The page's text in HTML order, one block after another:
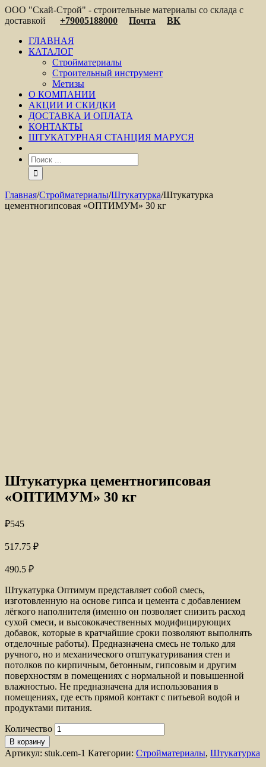
ООО "Скай-Строй" - строительные материалы со склада с
доставкой
+79005188000 Почта
ВК
ГЛАВНАЯ
КАТАЛОГ
Стройматериалы
Строительный инструмент
Метизы
О КОМПАНИИ
АКЦИИ И СКИДКИ
ДОСТАВКА И ОПЛАТА
КОНТАКТЫ
ШТУКАТУРНАЯ СТАНЦИЯ МАРУСЯ
Главная/Стройматериалы/Штукатурка/Штукатурка
цементногипсовая «ОПТИМУМ» 30 кг
Штукатурка цементногипсовая
«ОПТИМУМ» 30 кг
₽545
517.75 ₽
490.5 ₽
Штукатурка Оптимум представляет собой смесь,
изготовленную на основе гипса и цемента с добавлением
лёгкого наполнителя (именно он позволяет снизить расход
сухой смеси, и высококачественных модифицирующих
добавок, которые в кратчайшие сроки позволяют выполнять
отделочные работы). Предназначена смесь не только для
ручного, но и механического отштукатуривания стен и
потолков по кирпичным, бетонным, гипсовым и другим
поверхностям в помещениях с нормальной и повышенной
влажностью. Не предназначена для использования в
помещениях, где есть прямой контакт с питьевой водой и
продуктами питания.
Количество
В корзину
Артикул: stuk.cem-1 Категории: Стройматериалы, Штукатурка